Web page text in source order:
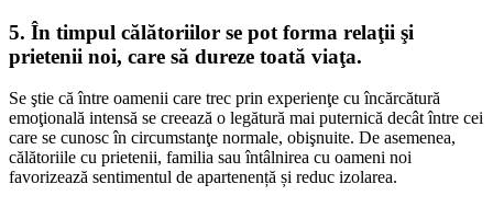
5. În timpul călătoriilor se pot forma relaţii şi
prietenii noi, care să dureze toată viaţa.
Se ştie că între oamenii care trec prin experienţe cu încărcătură
emoţională intensă se creează o legătură mai puternică decât între cei
care se cunosc în circumstanţe normale, obişnuite. De asemenea,
călătoriile cu prietenii, familia sau întâlnirea cu oameni noi
favorizează sentimentul de apartenență și reduc izolarea.